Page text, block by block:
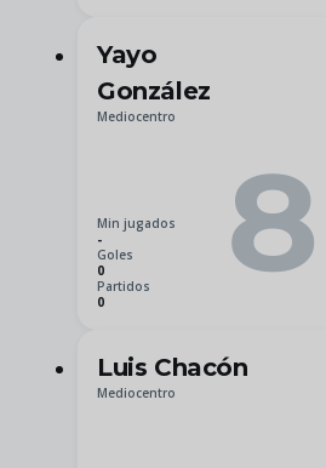
Yayo
González
Mediocentro
Min jugados
-
Goles
0
Partidos
0
8
Luis Chacón
Mediocentro